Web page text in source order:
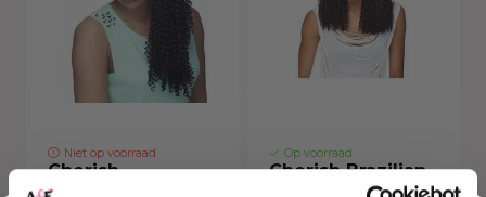
Niet op voorraad
Cherish
Bohemian Braid
Op voorraad
Cherish Brazilian
Bulk 20 inch